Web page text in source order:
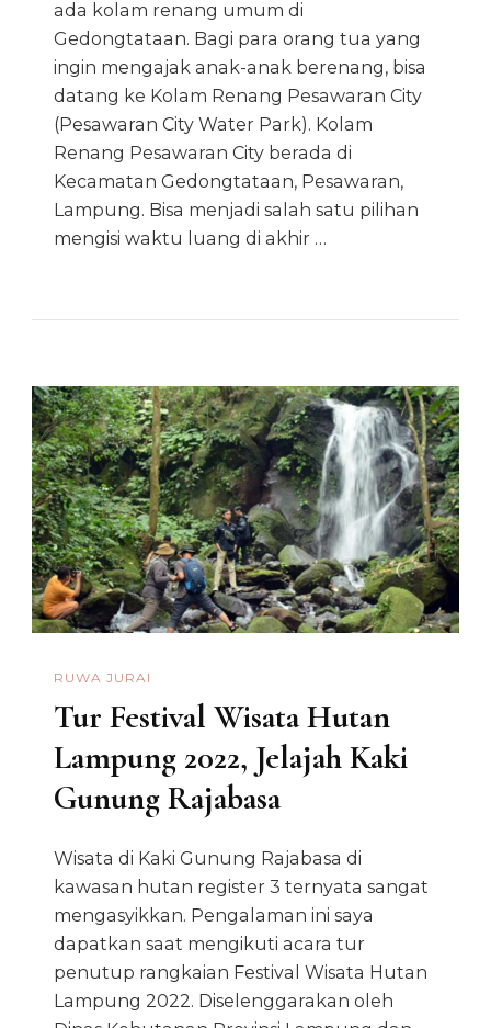
ada kolam renang umum di
Gedongtataan. Bagi para orang tua yang
ingin mengajak anak-anak berenang, bisa
datang ke Kolam Renang Pesawaran City
(Pesawaran City Water Park). Kolam
Renang Pesawaran City berada di
Kecamatan Gedongtataan, Pesawaran,
Lampung. Bisa menjadi salah satu pilihan
mengisi waktu luang di akhir …
RUWA JURAI
Tur Festival Wisata Hutan
Lampung 2022, Jelajah Kaki
Gunung Rajabasa
Wisata di Kaki Gunung Rajabasa di
kawasan hutan register 3 ternyata sangat
mengasyikkan. Pengalaman ini saya
dapatkan saat mengikuti acara tur
penutup rangkaian Festival Wisata Hutan
Lampung 2022. Diselenggarakan oleh